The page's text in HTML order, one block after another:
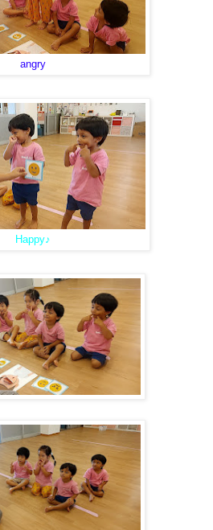
angry
Happy♪